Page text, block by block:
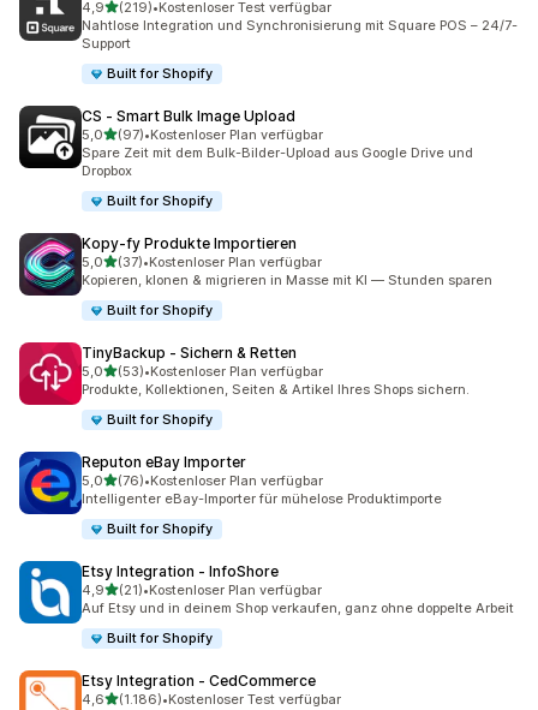
4,9von 5 Sternen
(219)
219 Rezensionen insgesamt
•Kostenloser Test verfügbar
Nahtlose Integration und Synchronisierung mit Square POS – 24/7-
Support
Built for Shopify
CS ‑ Smart Bulk Image Upload
5,0von 5 Sternen
(97)
97 Rezensionen insgesamt
•Kostenloser Plan verfügbar
Spare Zeit mit dem Bulk-Bilder-Upload aus Google Drive und
Dropbox
Built for Shopify
Kopy‑fy Produkte Importieren
5,0von 5 Sternen
(37)
37 Rezensionen insgesamt
•Kostenloser Plan verfügbar
Kopieren, klonen & migrieren in Masse mit KI — Stunden sparen
Built for Shopify
TinyBackup ‑ Sichern & Retten
5,0von 5 Sternen
(53)
53 Rezensionen insgesamt
•Kostenloser Plan verfügbar
Produkte, Kollektionen, Seiten & Artikel Ihres Shops sichern.
Built for Shopify
Reputon eBay Importer
5,0von 5 Sternen
(76)
76 Rezensionen insgesamt
•Kostenloser Plan verfügbar
Intelligenter eBay-Importer für mühelose Produktimporte
Built for Shopify
Etsy Integration ‑ InfoShore
4,9von 5 Sternen
(21)
21 Rezensionen insgesamt
•Kostenloser Plan verfügbar
Auf Etsy und in deinem Shop verkaufen, ganz ohne doppelte Arbeit
Built for Shopify
Etsy Integration ‑ CedCommerce
4,6von 5 Sternen
(1.186)
1186 Rezensionen insgesamt
•Kostenloser Test verfügbar